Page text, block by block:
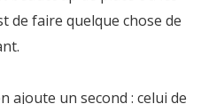
de faire quelque chose de
ajoute un second : celui de